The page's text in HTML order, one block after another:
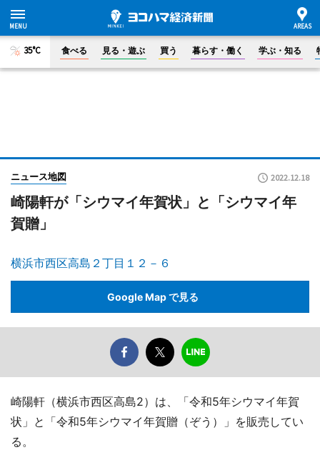
35°C 食べる 見る・遊ぶ 買う 暮らす・働く 学ぶ・知る
ニュース地図 2022.12.18
崎陽軒が「シウマイ年賀状」と「シウマイ年
賀贈」
横浜市西区高島２丁目１２－６
Google Map で見る
崎陽軒（横浜市西区高島2）は、「令和5年シウマイ年賀
状」と「令和5年シウマイ年賀贈（ぞう）」を販売してい
る。